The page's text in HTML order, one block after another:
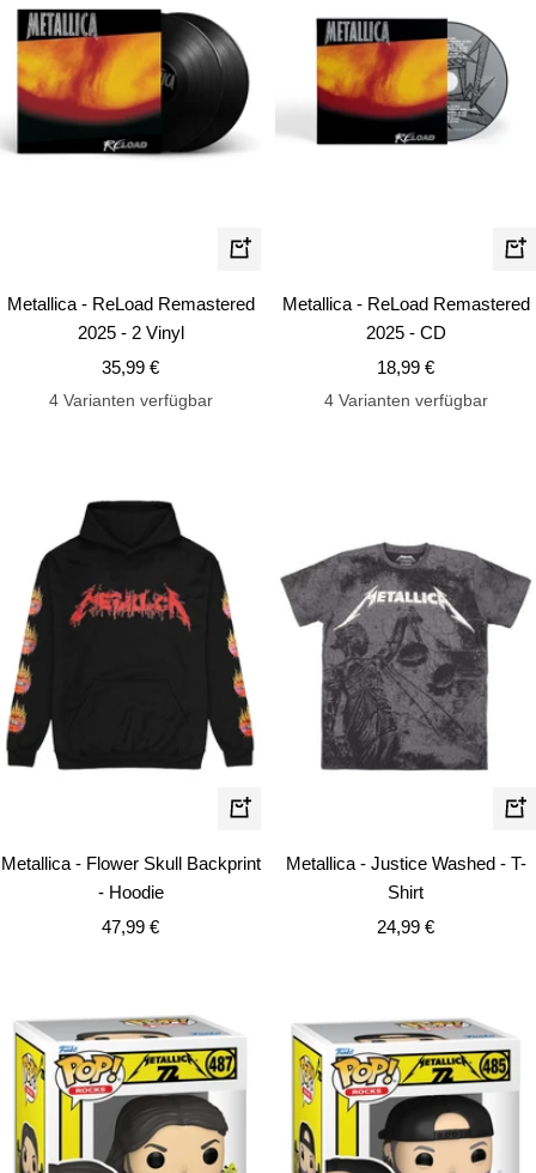
In
Metallica - ReLoad Remastered
2025 - 2 Vinyl
Angebotspreis
35,99 €
4 Varianten verfügbar
In
Metallica - ReLoad Remastered
2025 - CD
Angebotspreis
18,99 €
4 Varianten verfügbar
Schnellansicht
Metallica - Flower Skull Backprint
- Hoodie
Angebotspreis
47,99 €
Metallica - Justice Washed - T-
Shirt
Angebotspreis
24,99 €